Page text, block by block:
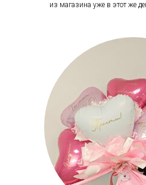
из магазина уже в этот же